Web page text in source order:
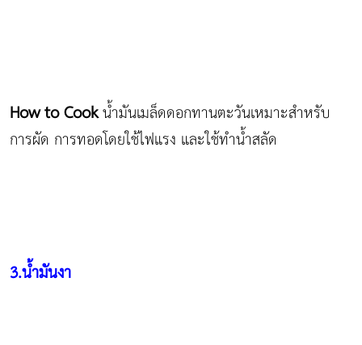
How to Cookน้ำมันเมล็ดดอกทานตะวันเหมาะสำหรับ
การผัด การทอดโดยใช้ไฟแรง และใช้ทำน้ำสลัด
3.น้ำมันงา